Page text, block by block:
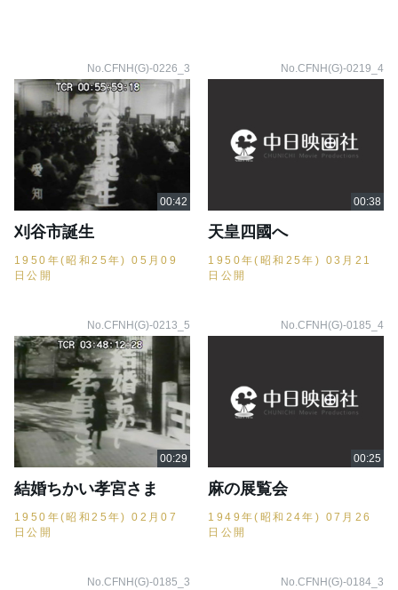
No.CFNH(G)-0226_3
刈谷市誕生
1950年(昭和25年) 05月09
日公開
No.CFNH(G)-0219_4
天皇四國へ
1950年(昭和25年) 03月21
日公開
No.CFNH(G)-0213_5
結婚ちかい孝宮さま
1950年(昭和25年) 02月07
日公開
No.CFNH(G)-0185_4
麻の展覧会
1949年(昭和24年) 07月26
日公開
No.CFNH(G)-0185_3 No.CFNH(G)-0184_3